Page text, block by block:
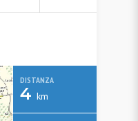
DISTANZA
4 km